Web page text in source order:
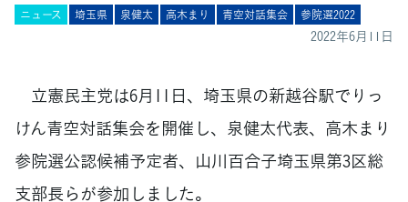
ニュース 埼玉県 泉健太 高木まり 青空対話集会 参院選2022
2022年6月11日
立憲民主党は6月11日、埼玉県の新越谷駅でりっ
けん青空対話集会を開催し、泉健太代表、高木まり
参院選公認候補予定者、山川百合子埼玉県第3区総
支部長らが参加しました。